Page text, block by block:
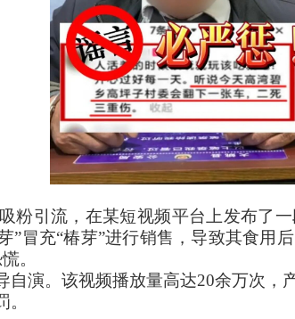
粉引流，在某短视频平台上发布了
”冒充“椿芽”进行销售，导致其食用
。
演。该视频播放量高达20余万次，